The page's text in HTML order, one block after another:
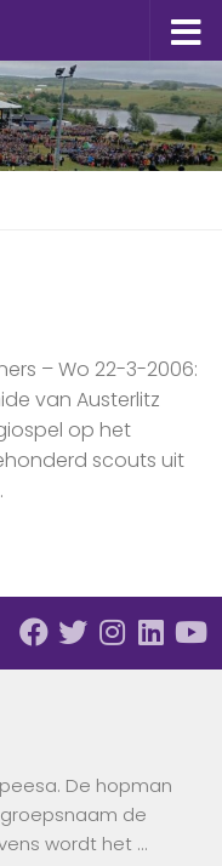
– Wo 22-3-2006:
van Austerlitz
op het
scouts uit
De hopman
de
wordt het …